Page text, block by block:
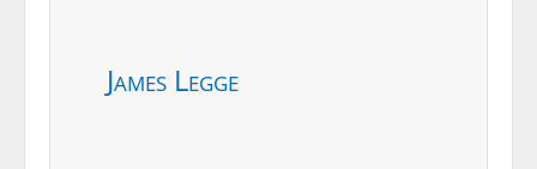
James Legge